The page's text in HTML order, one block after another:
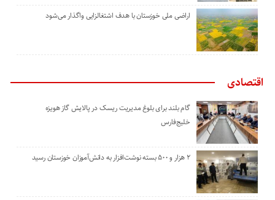
اراضی ملی خوزستان با هدف اشتغالزایی واگذار می‌شود
اقتصادی
گام بلند برای بلوغ مدیریت ریسک در پالایش گاز هویزه
خلیج‌فارس
۲ هزار و ۵۰۰ بسته نوشت‌افزار به دانش‌آموزان خوزستان رسید